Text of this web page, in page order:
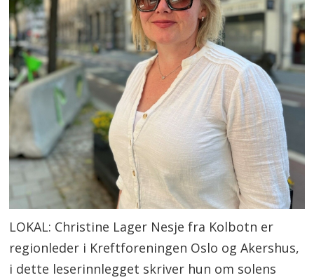
LOKAL: Christine Lager Nesje fra Kolbotn er
regionleder i Kreftforeningen Oslo og Akershus,
i dette leserinnlegget skriver hun om solens